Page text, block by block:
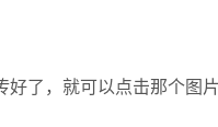
了，就可以点击那个图